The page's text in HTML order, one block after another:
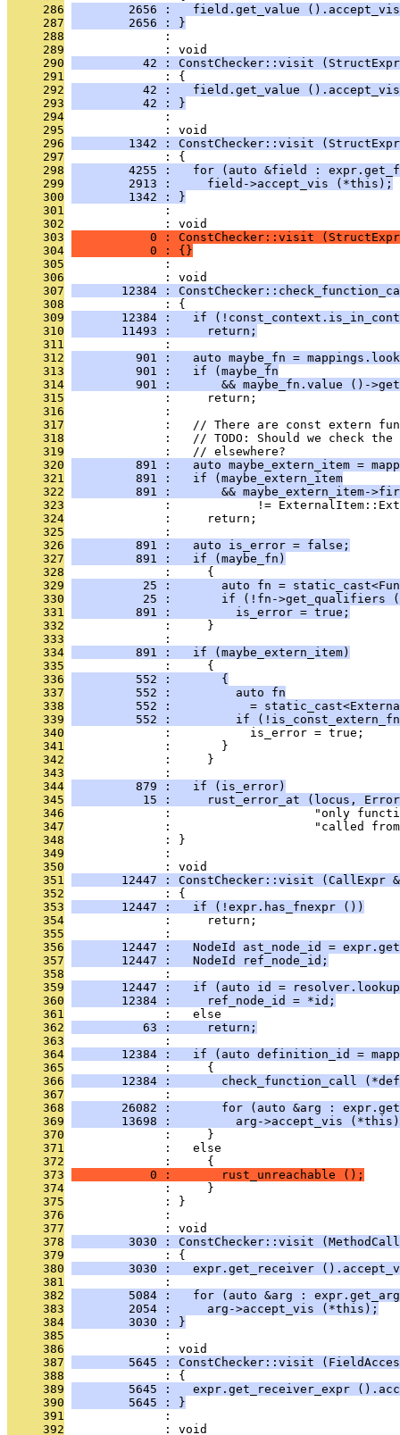
     286
2656 :   field.get_value
     287
        2656 : }
     288
              :
     289
              : void
     290
42 : ConstChecker::visit
     291
              : {
     292
42 :   field.get_value
     293
          42 : }
     294
              :
     295
              : void
     296
1342 : ConstChecker::visit
     297
              : {
     298
4255 :   for (auto &field :
     299
        2913 :     field->accept_vis (*this);
     300
        1342 : }
     301
              :
     302
              : void
     303
0 : ConstChecker::visit
     304
           0 : {}
     305
              :
     306
              : void
     307
12384 :
     308
              : {
     309
12384 :   if
     310
       11493 :     return;
     311
              :
     312
901 :   auto maybe_fn =
     313
         901 :   if (maybe_fn
     314
901 :       && maybe_fn.value ()-
     315
              :     return;
     316
              :
     317
:   // There are const extern
     318
:   // TODO: Should we check
     319
              :   // elsewhere?
     320
891 :   auto maybe_extern_item =
     321
         891 :   if (maybe_extern_item
     322
891 :       && maybe_extern_item-
     323
:            !=
     324
              :     return;
     325
              :
     326
         891 :   auto is_error = false;
     327
         891 :   if (maybe_fn)
     328
              :     {
     329
25 :       auto fn =
     330
25 :       if (!fn->get_qualifiers
     331
         891 :         is_error = true;
     332
              :     }
     333
              :
     334
         891 :   if (maybe_extern_item)
     335
              :     {
     336
         552 :       {
     337
         552 :         auto fn
     338
552 :           =
     339
552 :         if
     340
              :           is_error = true;
     341
              :       }
     342
              :     }
     343
              :
     344
         879 :   if (is_error)
     345
15 :     rust_error_at (locus,
     346
:                    "only
     347
:                    "called
     348
              : }
     349
              :
     350
              : void
     351
12447 : ConstChecker::visit (CallExpr
     352
              : {
     353
       12447 :   if (!expr.has_fnexpr ())
     354
              :     return;
     355
              :
     356
12447 :   NodeId ast_node_id =
     357
       12447 :   NodeId ref_node_id;
     358
              :
     359
12447 :   if (auto id =
     360
       12384 :     ref_node_id = *id;
     361
              :   else
     362
          63 :     return;
     363
              :
     364
12384 :   if (auto definition_id =
     365
              :     {
     366
12384 :       check_function_call
     367
              :
     368
26082 :       for (auto &arg :
     369
13698 :         arg->accept_vis
     370
              :     }
     371
              :   else
     372
              :     {
     373
           0 :       rust_unreachable ();
     374
              :     }
     375
              : }
     376
              :
     377
              : void
     378
3030 : ConstChecker::visit
     379
              : {
     380
3030 :   expr.get_receiver
     381
              :
     382
5084 :   for (auto &arg :
     383
        2054 :     arg->accept_vis (*this);
     384
        3030 : }
     385
              :
     386
              : void
     387
5645 : ConstChecker::visit
     388
              : {
     389
5645 :   expr.get_receiver_expr
     390
        5645 : }
     391
              :
     392
              : void